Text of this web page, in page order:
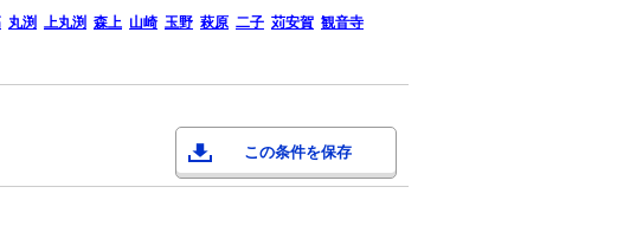
丸渕 上丸渕 森上 山崎 玉野 萩原 二子 苅安賀 観音寺
この条件を保存